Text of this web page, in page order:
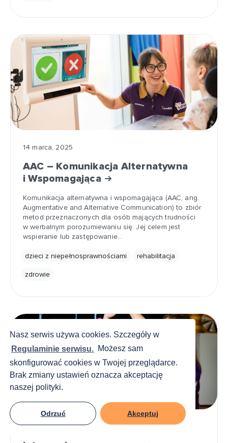
Nasz serwis używa cookies. Szczegóły w
Regulaminie serwisu. Możesz sam
skonfigurować cookies w Twojej przeglądarce.
Brak zmiany ustawień oznacza akceptację
naszej polityki.
Odrzuć Akceptuj
14 marca, 2025
AAC – Komunikacja Alternatywna
i Wspomagająca
Komunikacja alternatywna i wspomagająca (AAC, ang.
Augmentative and Alternative Communication) to zbiór
metod przeznaczonych dla osób mających trudności
w werbalnym porozumiewaniu się. Jej celem jest
wspieranie lub zastępowanie…
dzieci z niepełnosprawnościami rehabilitacja
zdrowie
14 marca, 2025